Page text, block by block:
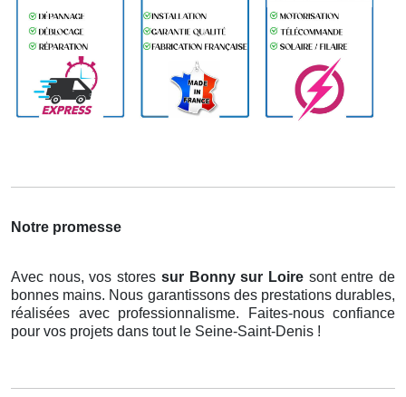
Notre promesse
Avec nous, vos stores sur Bonny sur Loire sont entre de
bonnes mains. Nous garantissons des prestations durables,
réalisées avec professionnalisme. Faites-nous confiance
pour vos projets dans tout le Seine-Saint-Denis !